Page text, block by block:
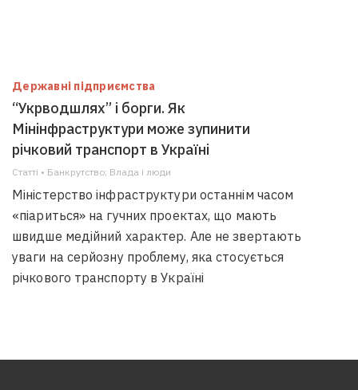
Державні підприємства
“Укрводшлях” і борги. Як
Мінінфраструктури може зупинити
річковий транспорт в Україні
Статті • Банкрутство; Влада i люди
Міністерство інфраструктури останнім часом
«піариться» на гучних проектах, що мають
швидше медійний характер. Але не звертають
уваги на серйозну проблему, яка стосується
річкового транспорту в Україні